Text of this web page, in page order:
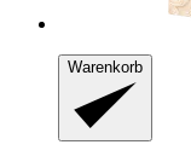
Warenkorb